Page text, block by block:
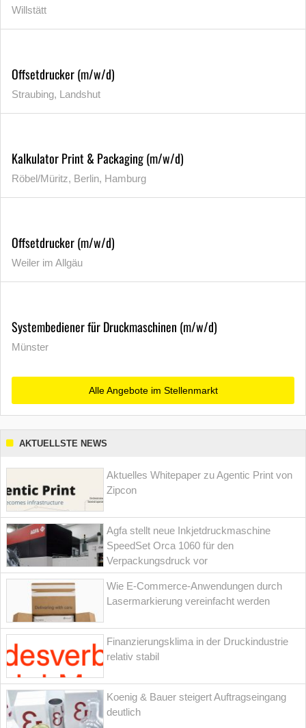
Willstätt
Offsetdrucker (m/w/d)
Straubing, Landshut
Kalkulator Print & Packaging (m/w/d)
Röbel/Müritz, Berlin, Hamburg
Offsetdrucker (m/w/d)
Weiler im Allgäu
Systembediener für Druckmaschinen (m/w/d)
Münster
Alle Angebote im Stellenmarkt
AKTUELLSTE NEWS
Aktuelles Whitepaper zu Agentic Print von
Zipcon
Agfa stellt neue Inkjetdruckmaschine
SpeedSet Orca 1060 für den
Verpackungsdruck vor
Wie E-Commerce-Anwendungen durch
Lasermarkierung vereinfacht werden
Finanzierungsklima in der Druckindustrie
relativ stabil
Koenig & Bauer steigert Auftragseingang
deutlich